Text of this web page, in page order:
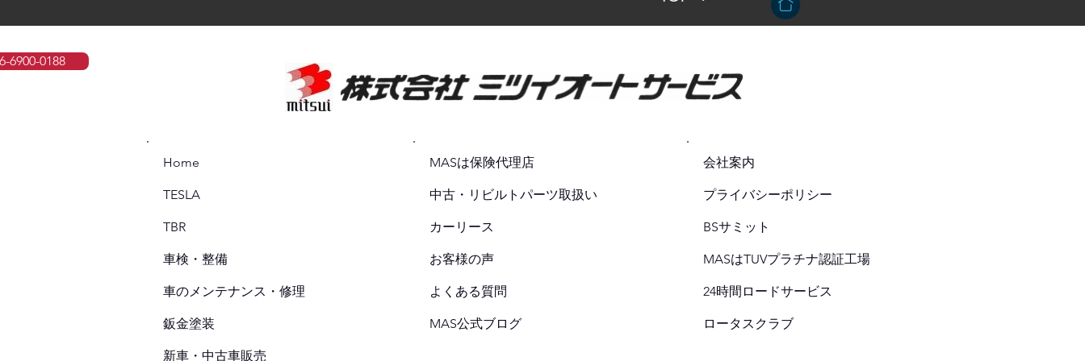
0188
Home
TESLA
TBR
車検・整備
車のメンテナンス・修理
鈑金塗装
新車・中古車販売
MASは保険代理店
中古・リビルトパーツ取扱い
カーリース
お客様の声
よくある質問
MAS公式ブログ
会社案内
プライバシーポリシー
BSサミット
MASはTUVプラチナ認証工場
24時間ロードサービス
ロータスクラブ